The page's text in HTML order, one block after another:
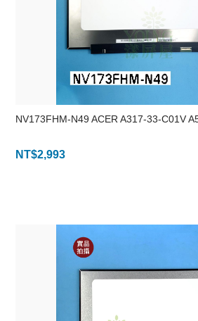
NV173FHM-N49 ACER A317-33-C01V
NT$2,993